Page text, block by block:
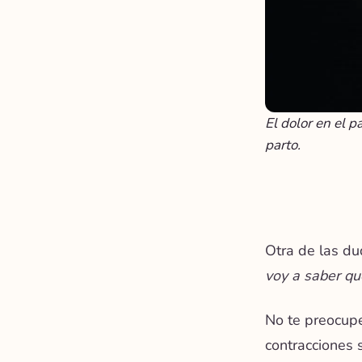
El dolor en el
parto.
Otra de las
voy a saber
No te
contracciones